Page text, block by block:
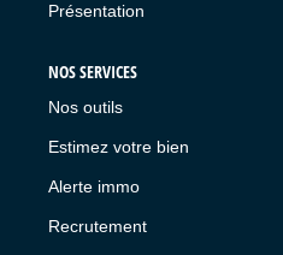
Présentation
NOS SERVICES
Nos outils
Estimez votre bien
Alerte immo
Recrutement